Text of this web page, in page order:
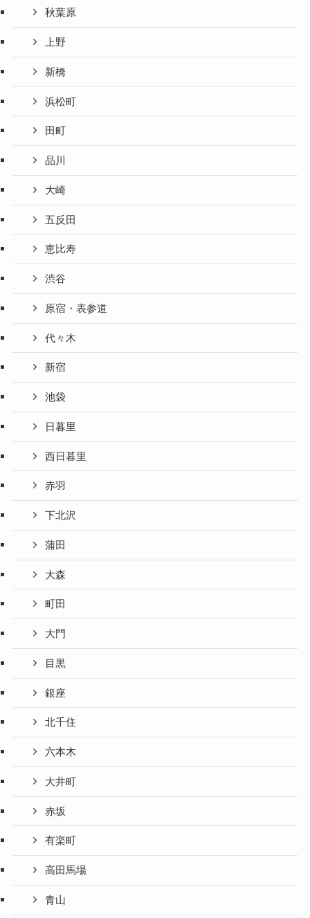
秋葉原
上野
新橋
浜松町
田町
品川
大崎
五反田
恵比寿
渋谷
原宿・表参道
代々木
新宿
池袋
日暮里
西日暮里
赤羽
下北沢
蒲田
大森
町田
大門
目黒
銀座
北千住
六本木
大井町
赤坂
有楽町
高田馬場
青山